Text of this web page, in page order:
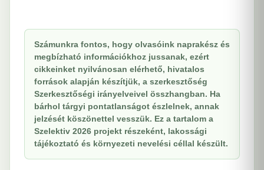
Számunkra fontos, hogy olvasóink naprakész és
megbízható információkhoz jussanak, ezért
cikkeinket nyilvánosan elérhető, hivatalos
források alapján készítjük, a szerkesztőség
Szerkesztőségi irányelveivel összhangban. Ha
bárhol tárgyi pontatlanságot észlelnek, annak
jelzését köszönettel vesszük. Ez a tartalom a
Szelektiv 2026 projekt részeként, lakossági
tájékoztató és környezeti nevelési céllal készült.